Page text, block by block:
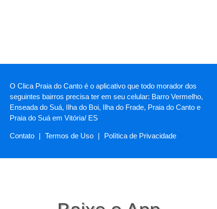
O Clica Praia do Canto é o aplicativo que todo morador dos
seguintes bairros precisa ter em seu celular: Barro Vermelho,
Enseada do Suá, Ilha do Boi, Ilha do Frade, Praia do Canto e
Praia do Suá em Vitória/ ES
Contato | Termos de Uso | Política de Privacidade